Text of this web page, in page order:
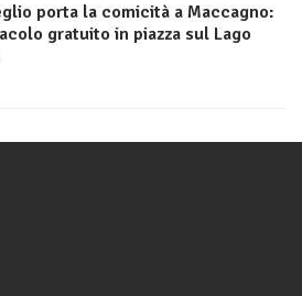
porta la comicità a Maccagno:
gratuito in piazza sul Lago